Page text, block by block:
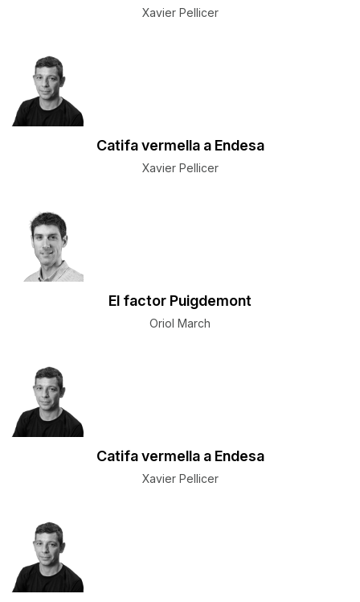
Xavier Pellicer
Catifa vermella a Endesa
Xavier Pellicer
El factor Puigdemont
Oriol March
Catifa vermella a Endesa
Xavier Pellicer